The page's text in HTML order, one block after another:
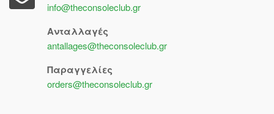
info@theconsoleclub.gr
Ανταλλαγές
antallages@theconsoleclub.gr
Παραγγελίες
orders@theconsoleclub.gr